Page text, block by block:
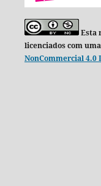
Esta
licenciados com
NonCommercial